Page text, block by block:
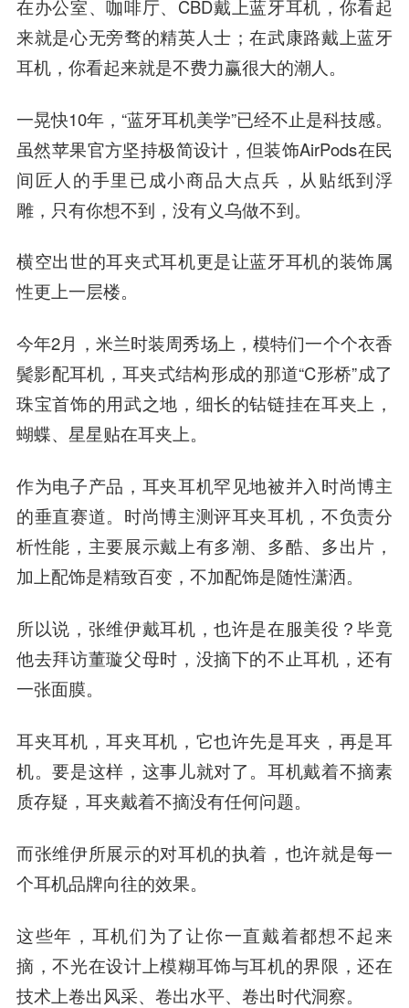
在办公室、咖啡厅、CBD戴上蓝牙耳机，你看起
来就是心无旁骛的精英人士；在武康路戴上蓝牙
耳机，你看起来就是不费力赢很大的潮人。
一晃快10年，“蓝牙耳机美学”已经不止是科技感。
虽然苹果官方坚持极简设计，但装饰AirPods在民
间匠人的手里已成小商品大点兵，从贴纸到浮
雕，只有你想不到，没有义乌做不到。
横空出世的耳夹式耳机更是让蓝牙耳机的装饰属
性更上一层楼。
今年2月，米兰时装周秀场上，模特们一个个衣香
鬓影配耳机，耳夹式结构形成的那道“C形桥”成了
珠宝首饰的用武之地，细长的钻链挂在耳夹上，
蝴蝶、星星贴在耳夹上。
作为电子产品，耳夹耳机罕见地被并入时尚博主
的垂直赛道。时尚博主测评耳夹耳机，不负责分
析性能，主要展示戴上有多潮、多酷、多出片，
加上配饰是精致百变，不加配饰是随性潇洒。
所以说，张维伊戴耳机，也许是在服美役？毕竟
他去拜访董璇父母时，没摘下的不止耳机，还有
一张面膜。
耳夹耳机，耳夹耳机，它也许先是耳夹，再是耳
机。要是这样，这事儿就对了。耳机戴着不摘素
质存疑，耳夹戴着不摘没有任何问题。
而张维伊所展示的对耳机的执着，也许就是每一
个耳机品牌向往的效果。
这些年，耳机们为了让你一直戴着都想不起来
摘，不光在设计上模糊耳饰与耳机的界限，还在
技术上卷出风采、卷出水平、卷出时代洞察。